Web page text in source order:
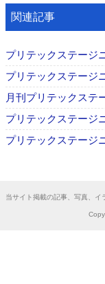
関連記事
プリテックステージ
プリテックステージ
月刊プリテックステ
プリテックステージ
プリテックステージ
当サイト掲載の記事、写真、